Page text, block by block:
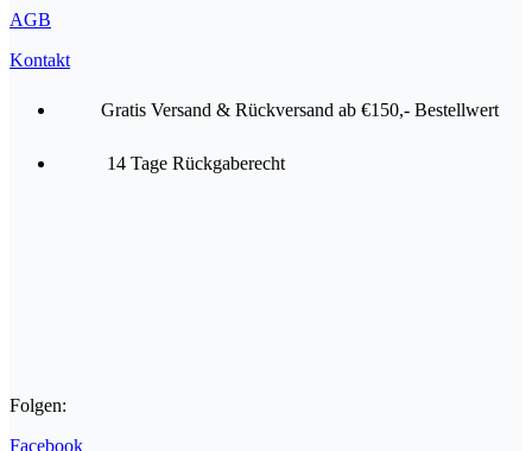
AGB
Kontakt
Gratis Versand & Rückversand ab €150,- Bestellwert
14 Tage Rückgaberecht
Folgen:
Facebook